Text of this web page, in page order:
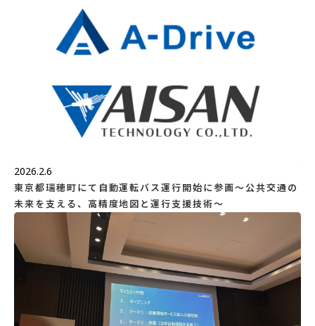
2026.2.6
東京都瑞穂町にて自動運転バス運行開始に参画～公共交通の
未来を支える、高精度地図と運行支援技術～